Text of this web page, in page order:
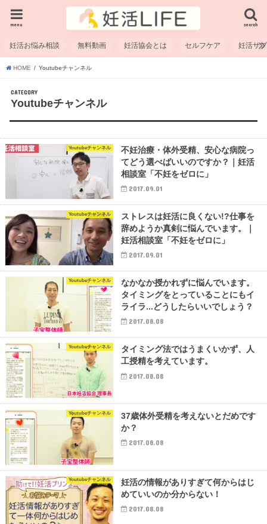
search
menu
妊活お悩み相談 無料動画 妊活協会とは セルフケア 妊活サ
HOME Youtubeチャンネル
CATEGORY
Youtubeチャンネル
Youtubeチャンネル
不妊治療・体外受精、安心な病院っ
てどう選べばいいのですか？｜妊活
相談室「不妊をゼロに」
2017.09.01
Youtubeチャンネル
ストレスは妊活に良くない!?仕事を
辞めようか真剣に悩んでいます。｜
妊活相談室「不妊をゼロに」
2017.09.01
Youtubeチャンネル
なかなか授かれずに悩んでいます。
タイミングをとっていることにもイ
ライラ...どうしたらいいでしょう？
2017.08.08
Youtubeチャンネル
タイミング法ではうまくいかず、人
工授精を考えています。
2017.08.08
Youtubeチャンネル
37歳体外受精を考えないとだめです
か？
2017.08.08
Youtubeチャンネル
妊活の情報がありすぎて何からはじ
めていいのか分からない！
2017.08.08